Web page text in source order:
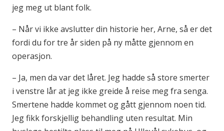
jeg meg ut blant folk.
– Når vi ikke avslutter din historie her, Arne, så er det
fordi du for tre år siden på ny måtte gjennom en
operasjon.
– Ja, men da var det låret. Jeg hadde så store smerter
i venstre lår at jeg ikke greide å reise meg fra senga.
Smertene hadde kommet og gått gjennom noen tid.
Jeg fikk forskjellig behandling uten resultat. Min